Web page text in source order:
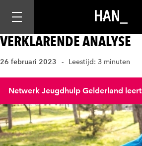
Mobiele navigatie openen
VERKLARENDE ANALYSE
26 februari 2023 Leestijd: 3 minuten
Netwerk Jeugdhulp Gelderland leert